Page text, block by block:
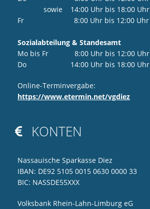
sowie 14:00 Uhr bis 18:00 Uhr
Fr 8:00 Uhr bis 12:00 Uhr
Sozialabteilung & Standesamt
Mo bis Fr 8:00 Uhr bis 12:00 Uhr
Do 14:00 Uhr bis 18:00 Uhr
Online-Terminvergabe:
https://www.etermin.net/vgdiez
 KONTEN
Nassauische Sparkasse Diez
IBAN: DE92 5105 0015 0630 0000 33
BIC: NASSDE55XXX
Volksbank Rhein-Lahn-Limburg eG